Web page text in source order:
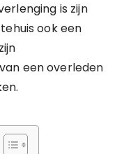
is zijn
ook een
een overleden